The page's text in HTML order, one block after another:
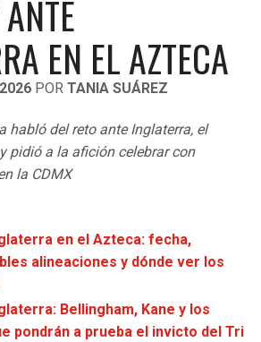
EN EL AZTECA
POR TANIA SUÁREZ
habló del reto ante Inglaterra, el
pidió a la afición celebrar con
la CDMX
en el Azteca: fecha,
alineaciones y dónde ver los
Bellingham, Kane y los
pondrán a prueba el invicto del Tri